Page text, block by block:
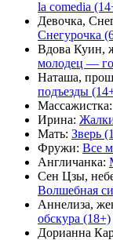
la comedia
Девочка,
Снегурочка
Вдова Куин,
молодец —
Наташа,
подъезды
Массажистка:
Ирина:
Мать: Зверь
Фружи: Все
Англичанка:
Сен Цзы,
Волшебная
Аннелиза,
обскура (18+)
Дорианна